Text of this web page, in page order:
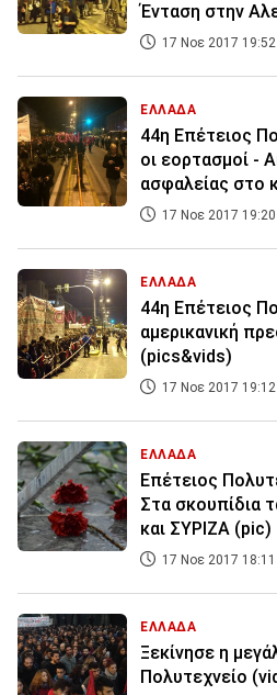
Ένταση στην
17 Νοε 2017 19:52
ΕΛΛΑΔΑ
44η Επέτειος
οι εορτασμοί -
ασφαλείας στο
17 Νοε 2017 19:20
ΕΛΛΑΔΑ
44η Επέτειος
αμερικανική
(pics&vids)
17 Νοε 2017 19:12
ΕΛΛΑΔΑ
Επέτειος
Στα σκουπίδια
και ΣΥΡΙΖΑ (pic)
17 Νοε 2017 18:11
ΕΛΛΑΔΑ
Ξεκίνησε η
Πολυτεχνείο